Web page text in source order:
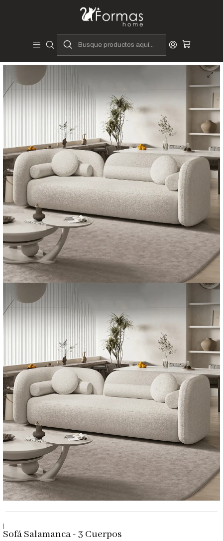
Diseñadores y Fabricantes Peruanos
Sofás y Seccionales
Sofá Salamanca - 3 Cuerpos
|
Sofá Salamanca - 3 Cuerpos